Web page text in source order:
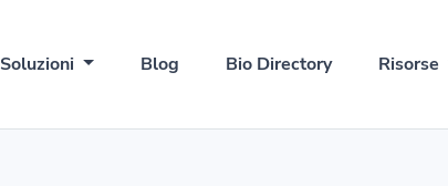
Soluzioni Blog Bio Directory Risorse